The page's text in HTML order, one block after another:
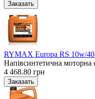
RYMAX Europa RS 10w/
Напівсинтетична моторна
4 468.80 грн